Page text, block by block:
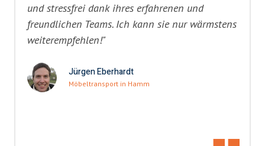
und stressfrei dank ihres erfahrenen und
freundlichen Teams. Ich kann sie nur wärmstens
weiterempfehlen!"
Jürgen Eberhardt
Möbeltransport in Hamm